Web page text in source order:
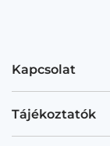
Kapcsolat
Tájékoztatók